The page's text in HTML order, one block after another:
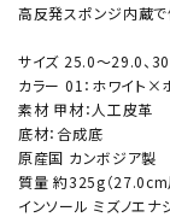
高反発スポンジ内蔵で
サイズ 25.0～29.0、
カラー 01：ホワイト×
素材 甲材：人工皮革
底材：合成底
原産国 カンボジア製
質量 約325g（27.0cm
インソール ミズノエナ